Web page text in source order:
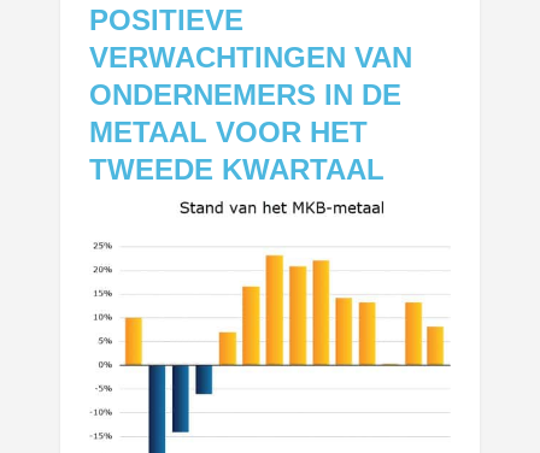
POSITIEVE
VERWACHTINGEN VAN
ONDERNEMERS IN DE
METAAL VOOR HET
TWEEDE KWARTAAL